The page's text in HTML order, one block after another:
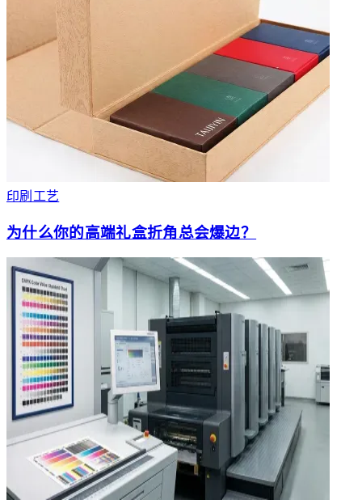
印刷工艺
为什么你的高端礼盒折角总会爆边？